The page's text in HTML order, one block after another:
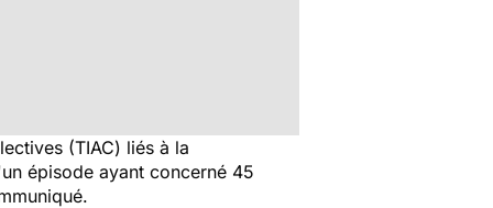
(TIAC) liés à la
épisode ayant concerné 45